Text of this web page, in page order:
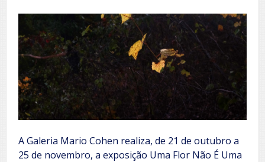
A Galeria Mario Cohen realiza, de 21 de outubro a
25 de novembro, a exposição Uma Flor Não É Uma